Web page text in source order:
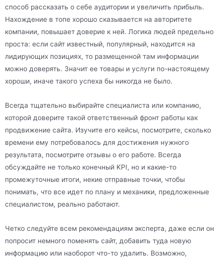
способ рассказать о себе аудитории и увеличить прибыль.
Нахождение в топе хорошо сказывается на авторитете
компании, повышает доверие к ней. Логика людей предельно
проста: если сайт известный, популярный, находится на
лидирующих позициях, то размещенной там информации
можно доверять. Значит ее товары и услуги по-настоящему
хороши, иначе такого успеха бы никогда не было.
Всегда тщательно выбирайте специалиста или компанию,
которой доверите такой ответственный фронт работы как
продвижение сайта. Изучите его кейсы, посмотрите, сколько
времени ему потребовалось для достижения нужного
результата, посмотрите отзывы о его работе. Всегда
обсуждайте не только конечный KPI, но и какие-то
промежуточные итоги, некие отправные точки, чтобы
понимать, что все идет по плану и механики, предложенные
специалистом, реально работают.
Четко следуйте всем рекомендациям эксперта, даже если он
попросит немного поменять сайт, добавить туда новую
информацию или наоборот что-то удалить. Возможно,